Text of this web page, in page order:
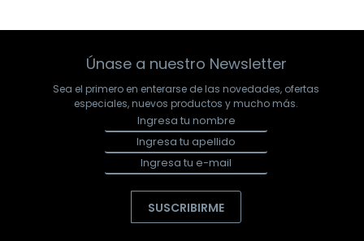
Únase a nuestro Newsletter
Sea el primero en enterarse de las novedades, ofertas
especiales, nuevos productos y mucho más.
SUSCRIBIRME